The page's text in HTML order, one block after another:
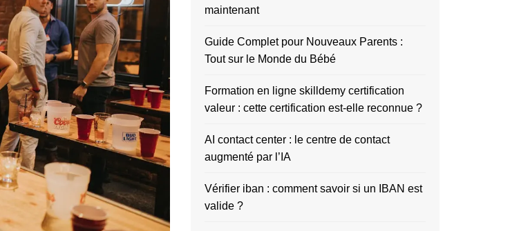
maintenant
Guide Complet pour Nouveaux Parents :
Tout sur le Monde du Bébé
Formation en ligne skilldemy certification
valeur : cette certification est-elle reconnue ?
AI contact center : le centre de contact
augmenté par l’IA
Vérifier iban : comment savoir si un IBAN est
valide ?